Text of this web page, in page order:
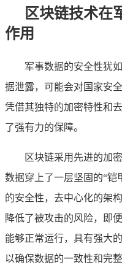
区块链技术在
作用
军事数据的安全性犹
据泄露，可能会对国家安
凭借其独特的加密特性和
了强有力的保障。
区块链采用先进的加
数据穿上了一层坚固的“铠
的安全性，去中心化的架
降低了被攻击的风险，即
能够正常运行，具有强大
以确保数据的一致性和完